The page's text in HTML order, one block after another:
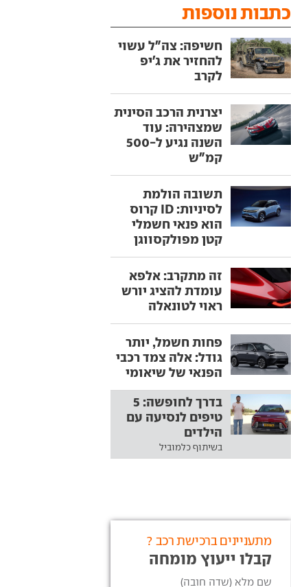
כתבות נוספות
חשיפה: צה"ל עשוי
להחזיר את ג'יפ
לקרב
יצרנית הרכב הסינית
שמצהירה: עוד
השנה נגיע ל-500
קמ"ש
תשובה הולמת
לסיניות: ID קרוס
הוא פנאי חשמלי
קטן מפולקסווגן
זה מתקרב: אלפא
עומדת להציג יורש
ראוי לטונאלה
פחות חשמל, יותר
גודל: אלה צמד רכבי
הפנאי של שיאומי
בדרך לחופשה: 5
טיפים לנסיעה עם
הילדים
בשיתוף כלמוביל
מתעניינים ברכישת רכב ?
קבלו ייעוץ מומחה
שם מלא (שדה חובה)